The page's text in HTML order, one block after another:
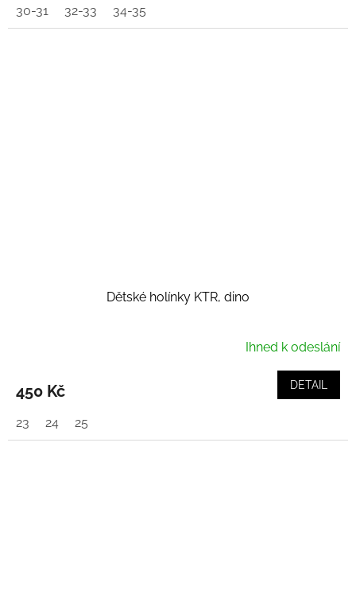
30-31 32-33 34-35
Dětské holínky KTR, dino
Ihned k odeslání
450 Kč DETAIL
23 24 25